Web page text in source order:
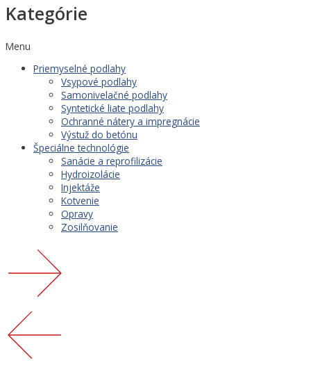
Kategórie
Menu
Priemyselné podlahy
Vsypové podlahy
Samonivelačné podlahy
Syntetické liate podlahy
Ochranné nátery a impregnácie
Výstuž do betónu
Špeciálne technológie
Sanácie a reprofilizácie
Hydroizolácie
Injektáže
Kotvenie
Opravy
Zosilňovanie